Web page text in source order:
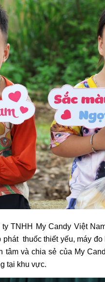
TNHH My Candy Việt
thuốc thiết yếu, máy
tâm và chia sẻ của My
tại khu vực.